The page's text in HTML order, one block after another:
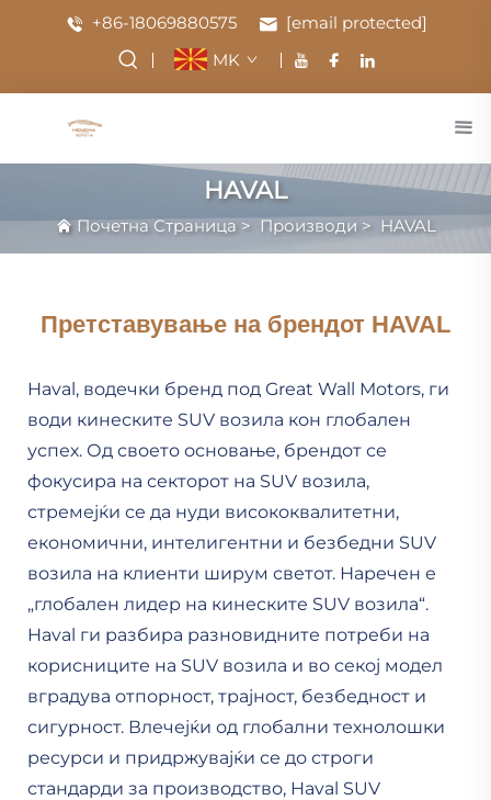
+86-18069880575
[email protected]
MK
HAVAL
Почетна Страница > Производи > HAVAL
Претставување на брендот HAVAL
Haval, водечки бренд под Great Wall Motors, ги
води кинеските SUV возила кон глобален
успех. Од своето основање, брендот се
фокусира на секторот на SUV возила,
стремејќи се да нуди висококвалитетни,
економични, интелигентни и безбедни SUV
возила на клиенти ширум светот. Наречен е
„глобален лидер на кинеските SUV возила“.
Haval ги разбира разновидните потреби на
корисниците на SUV возила и во секој модел
вградува отпорност, трајност, безбедност и
сигурност. Влечејќи од глобални технолошки
ресурси и придржувајќи се до строги
стандарди за производство, Haval SUV